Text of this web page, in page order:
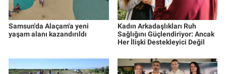
Samsun'da Alaçam'a yeni
yaşam alanı kazandırıldı
Kadın Arkadaşlıkları Ruh
Sağlığını Güçlendiriyor: Ancak
Her İlişki Destekleyici Değil